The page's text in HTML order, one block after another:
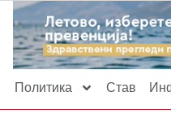
Политика Став